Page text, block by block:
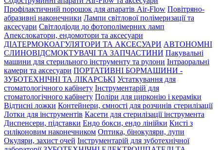
Профілактичний порошок для апаратів Air-Flow Повітряно-
абразивні наконечники Лампи світлової полімеризації та
аксесуари Світлодіоди до фотополімерних ламп
Апекслокатори, ендомотори та аксесуари
ДІАТЕРМОКОАГУЛЯТОРИ ТА АКСЕСУАРИ АВТОНОМНІ
СЛИНОВІДСМОКТУВАЧІ ТА ЗАПЧАСТИНИ Пакувальні
машини для стерильного інструменту та рулони Інтраоральні
камери та аксесуари ПОРТАТИВНІ БОРМАШИНИ -
ЗУБОТЕХНІЧНІ ТА ЛІКАРСЬКІ Устаткування для
стоматологічного кабінету Інструментарій для
стоматологічного кабінету Поліри для цирконію і кераміки
Відтисні ложки Контейнери, ємності для розчинів стерилізації
Лотки для інструментів Касети для стерилізації інструмента
Диспенсери, підставки Ендо бокси, ендо лінійки Кисті з
силіконовим наконечником Оптика, бінокуляри, лупи
Окуляри, захист очей Інструментарій для зуботехнічної